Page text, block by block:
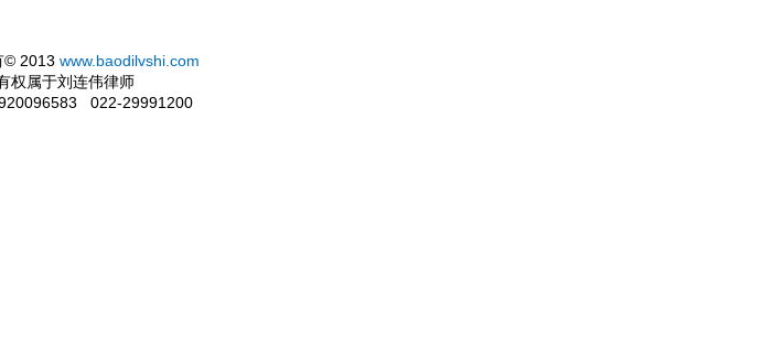
© 2013 www.baodilvshi.com
权属于刘连伟律师
022-29991200